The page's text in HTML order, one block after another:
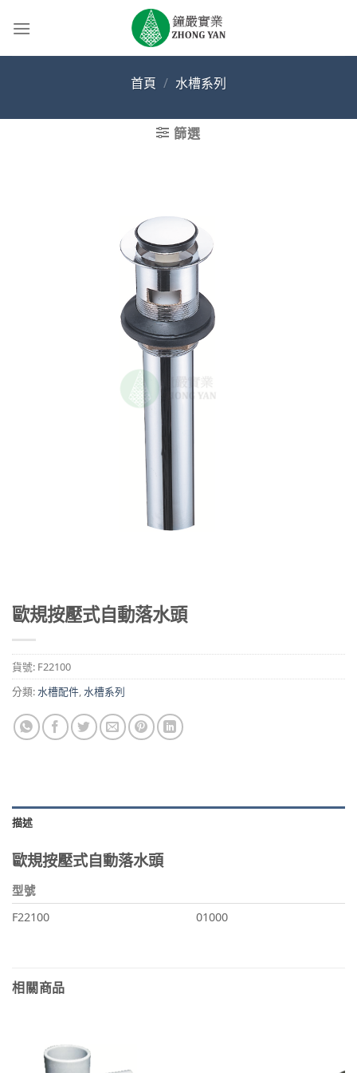
首頁 / 水槽系列
篩選
歐規按壓式自動落水頭
貨號: F22100
分類:水槽配件,水槽系列
描述
歐規按壓式自動落水頭
型號
F22100
01000
相關商品